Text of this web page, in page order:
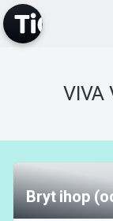
VIVA
Bryt ihop